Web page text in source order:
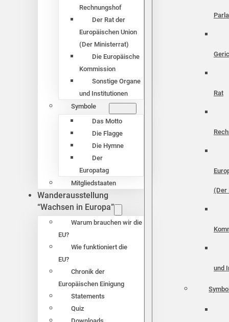
Rechnungshof
Der Rat der
Europäischen Union
(Der Ministerrat)
Die Europäische
Kommission
Sonstige Organe
und Institutionen
Symbole
Das Motto
Die Flagge
Die Hymne
Der
Europatag
Mitgliedstaaten
Wanderausstellung
“Wachsen in Europa”
Warum brauchen wir die
EU?
Wie funktioniert die
EU?
Chronik der
Europäischen Einigung
Statements
Quiz
Rat
(Der
und